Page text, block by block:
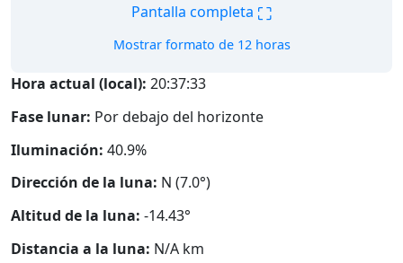
Pantalla completa ⛶
Mostrar formato de 12 horas
Hora actual (local): 20:37:34
Fase lunar: Por debajo del horizonte
Iluminación: 40.9%
Dirección de la luna: N (7.0°)
Altitud de la luna: -14.43°
Distancia a la luna: N/A km